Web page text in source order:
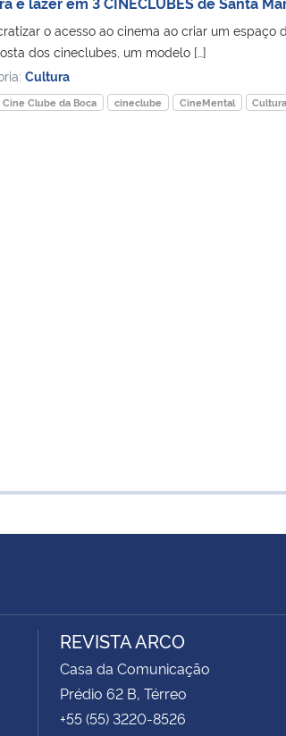
o acesso ao cinema ao criar um espaço
dos cineclubes, um modelo […]
Cultura
Cine Clube da Boca cineclube CineMental Cultura
REVISTA ARCO
Casa da Comunicação
Prédio 62 B, Térreo
+55 (55) 3220-8526